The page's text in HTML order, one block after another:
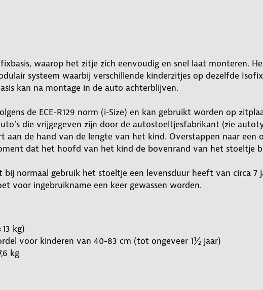
waarop het zitje zich eenvoudig en snel laat monteren.
systeem waarbij verschillende kinderzitjes op dezelfde
kan na montage in de auto achterblijven.
de ECE-R129 norm (i-Size) en kan gebruikt worden op
die vrijgegeven zijn door de autostoeltjesfabrikant (zie
aan de hand van de lengte van het kind. Overstappen naar een
dat het hoofd van het kind de bovenrand van het stoeltje
normaal gebruik het stoeltje een levensduur heeft van circa 7
voor ingebruikname een keer gewassen worden.
kg)
voor kinderen van 40-83 cm (tot ongeveer 1½ jaar)
kg